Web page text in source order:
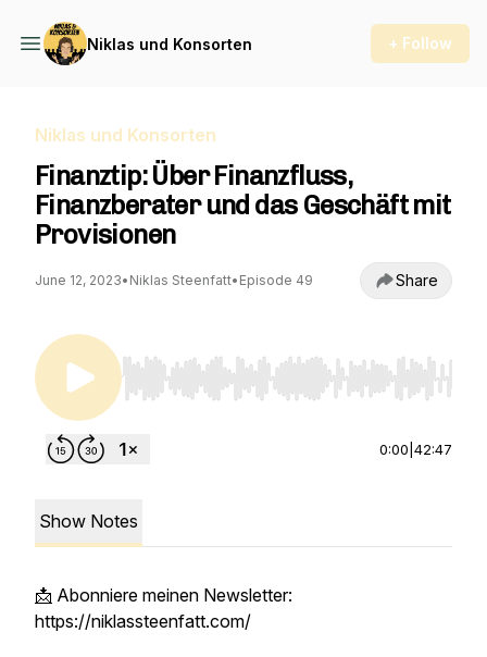
Niklas und Konsorten + Follow
Niklas und Konsorten
Finanztip: Über Finanzfluss,
Finanzberater und das Geschäft mit
Provisionen
June 12, 2023• Niklas Steenfatt• Episode 49 Share
Use Left/Right to seek, Home/End to jump to
0:00 42:47
Show Notes
📩 Abonniere meinen Newsletter:
https://niklassteenfatt.com/